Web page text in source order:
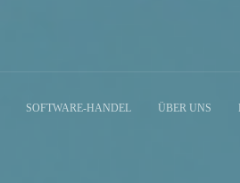
SOFTWARE-HANDEL ÜBER UNS